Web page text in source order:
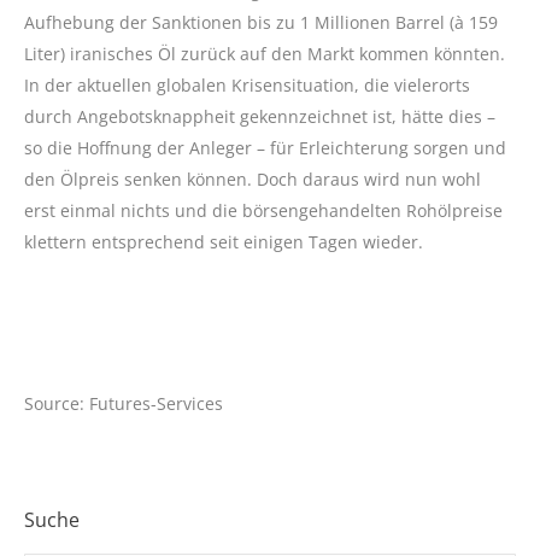
Aufhebung der Sanktionen bis zu 1 Millionen Barrel (à 159
Liter) iranisches Öl zurück auf den Markt kommen könnten.
In der aktuellen globalen Krisensituation, die vielerorts
durch Angebotsknappheit gekennzeichnet ist, hätte dies –
so die Hoffnung der Anleger – für Erleichterung sorgen und
den Ölpreis senken können. Doch daraus wird nun wohl
erst einmal nichts und die börsengehandelten Rohölpreise
klettern entsprechend seit einigen Tagen wieder.
Source: Futures-Services
Suche